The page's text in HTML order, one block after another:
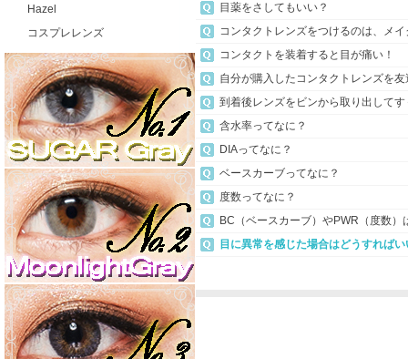
Hazel
コスプレレンズ
目薬をさしてもいい？
コンタクトレンズをつけるのは、メ
コンタクトを装着すると目が痛い！
自分が購入したコンタクトレンズを
到着後レンズをビンから取り出して
含水率ってなに？
DIAってなに？
ベースカーブってなに？
度数ってなに？
BC（ベースカーブ）やPWR（度数
目に異常を感じた場合はどうすれば